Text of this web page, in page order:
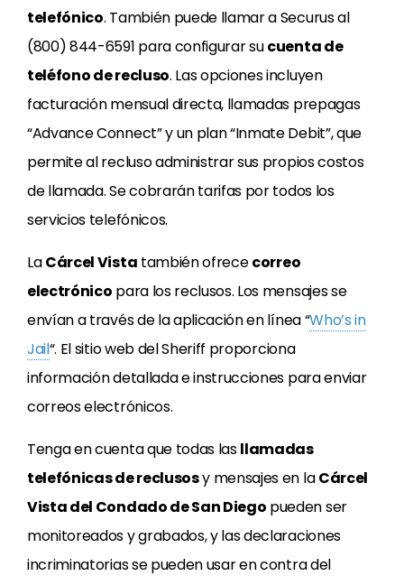
telefónico. También puede llamar a Securus al
(800) 844-6591 para configurar sucuenta de
teléfono de recluso. Las opciones incluyen
facturación mensual directa, llamadas prepagas
“Advance Connect” y un plan “Inmate Debit”, que
permite al recluso administrar sus propios costos
de llamada. Se cobrarán tarifas por todos los
servicios telefónicos.
LaCárcel Vista también ofrececorreo
electrónico para los reclusos. Los mensajes se
envían a través de la aplicación en línea “Who’s in
Jail“. El sitio web del Sheriff proporciona
información detallada e instrucciones para enviar
correos electrónicos.
Tenga en cuenta que todas lasllamadas
telefónicas de reclusosy mensajes en laCárcel
Vista del Condado de San Diego pueden ser
monitoreados y grabados, y las declaraciones
incriminatorias se pueden usar en contra del